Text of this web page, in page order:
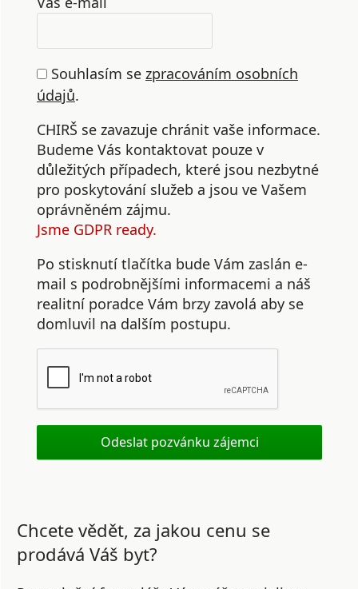
Souhlasím se zpracováním osobních
údajů.
CHIRŠ se zavazuje chránit vaše informace.
Budeme Vás kontaktovat pouze v
důležitých případech, které jsou nezbytné
pro poskytování služeb a jsou ve Vašem
oprávněném zájmu.
Jsme GDPR ready.
Po stisknutí tlačítka bude Vám zaslán e-
mail s podrobnějšími informacemi a náš
realitní poradce Vám brzy zavolá aby se
domluvil na dalším postupu.
Chcete vědět, za jakou cenu se
prodává Váš byt?